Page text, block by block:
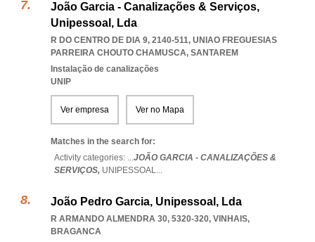
João Garcia - Canalizações & Serviços,
Unipessoal, Lda
R DO CENTRO DE DIA 9, 2140-511, UNIAO FREGUESIAS
PARREIRA CHOUTO CHAMUSCA, SANTAREM
Instalação de canalizações
UNIP
Ver empresa Ver no Mapa
Matches in the search for:
Activity categories: ...JOÃO GARCIA - CANALIZAÇÕES &
SERVIÇOS, UNIPESSOAL...
João Pedro Garcia, Unipessoal, Lda
R ARMANDO ALMENDRA 30, 5320-320, VINHAIS,
BRAGANCA